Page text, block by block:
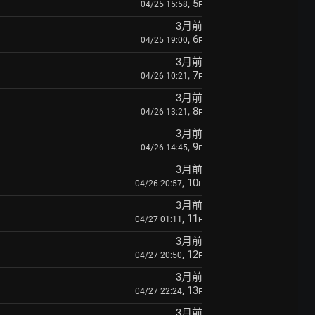
04/25 15:58, 5F
3月前
04/25 19:00, 6F
3月前
04/26 10:21 , 7F
3月前
04/26 13:21 , 8F
3月前
04/26 14:45, 9F
3月前
04/26 20:57, 10F
3月前
04/27 01:11 , 11 F
3月前
04/27 20:50, 12F
3月前
04/27 22:24, 13F